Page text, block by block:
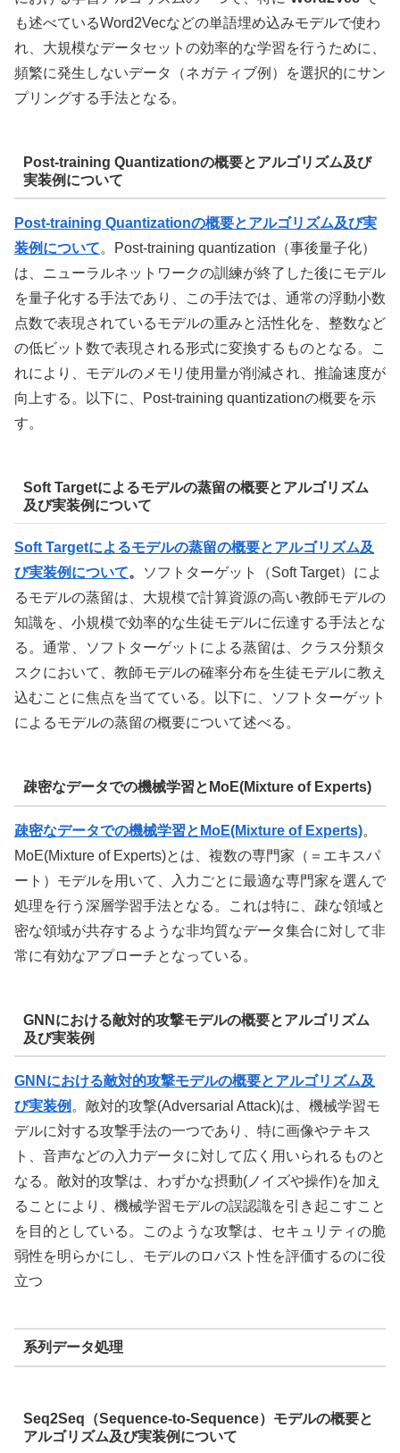
も述べているWord2Vecなどの単語埋め込みモデルで使わ
れ、大規模なデータセットの効率的な学習を行うために、
頻繁に発生しないデータ（ネガティブ例）を選択的にサン
プリングする手法となる。
Post-training Quantizationの概要とアルゴリズム及び
実装例について
Post-training Quantizationの概要とアルゴリズム及び実
装例について。Post-training quantization（事後量子化）
は、ニューラルネットワークの訓練が終了した後にモデル
を量子化する手法であり、この手法では、通常の浮動小数
点数で表現されているモデルの重みと活性化を、整数など
の低ビット数で表現される形式に変換するものとなる。こ
れにより、モデルのメモリ使用量が削減され、推論速度が
向上する。以下に、Post-training quantizationの概要を示
す。
Soft Targetによるモデルの蒸留の概要とアルゴリズム
及び実装例について
Soft Targetによるモデルの蒸留の概要とアルゴリズム及
び実装例について。
ソフトターゲット（Soft Target）によ
るモデルの蒸留は、大規模で計算資源の高い教師モデルの
知識を、小規模で効率的な生徒モデルに伝達する手法とな
る。通常、ソフトターゲットによる蒸留は、クラス分類タ
スクにおいて、教師モデルの確率分布を生徒モデルに教え
込むことに焦点を当てている。以下に、ソフトターゲット
によるモデルの蒸留の概要について述べる。
疎密なデータでの機械学習とMoE(Mixture of Experts)
疎密なデータでの機械学習とMoE(Mixture of Experts)。
MoE(Mixture of Experts)とは、複数の専門家（＝エキスパ
ート）モデルを用いて、入力ごとに最適な専門家を選んで
処理を行う深層学習手法となる。これは特に、疎な領域と
密な領域が共存するような非均質なデータ集合に対して非
常に有効なアプローチとなっている。
GNNにおける敵対的攻撃モデルの概要とアルゴリズム
及び実装例
GNNにおける敵対的攻撃モデルの概要とアルゴリズム及
び実装例 。敵対的攻撃(Adversarial Attack)は、機械学習モ
デルに対する攻撃手法の一つであり、特に画像やテキス
ト、音声などの入力データに対して広く用いられるものと
なる。敵対的攻撃は、わずかな摂動(ノイズや操作)を加え
ることにより、機械学習モデルの誤認識を引き起こすこと
を目的としている。このような攻撃は、セキュリティの脆
弱性を明らかにし、モデルのロバスト性を評価するのに役
立つ
系列データ処理
Seq2Seq（Sequence-to-Sequence）モデルの概要と
アルゴリズム及び実装例について